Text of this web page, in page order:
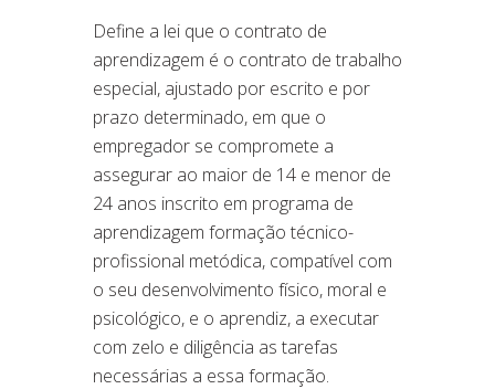
Define a lei que o contrato de
aprendizagem é o contrato de trabalho
especial, ajustado por escrito e por
prazo determinado, em que o
empregador se compromete a
assegurar ao maior de 14 e menor de
24 anos inscrito em programa de
aprendizagem formação técnico-
profissional metódica, compatível com
o seu desenvolvimento físico, moral e
psicológico, e o aprendiz, a executar
com zelo e diligência as tarefas
necessárias a essa formação.